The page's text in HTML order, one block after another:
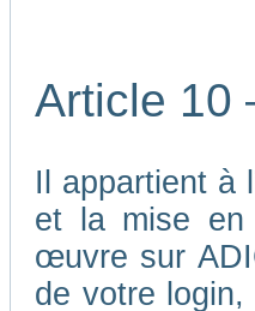
Article 10
Il appartient à
et la mise en
œuvre sur
de votre